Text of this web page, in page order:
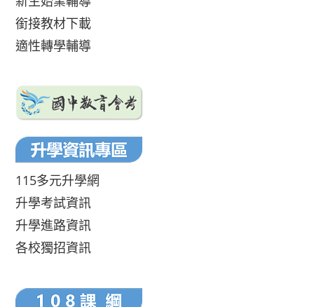
銜接教材下載
適性轉學輔導
115多元升學網
升學考試資訊
升學進路資訊
各校獨招資訊